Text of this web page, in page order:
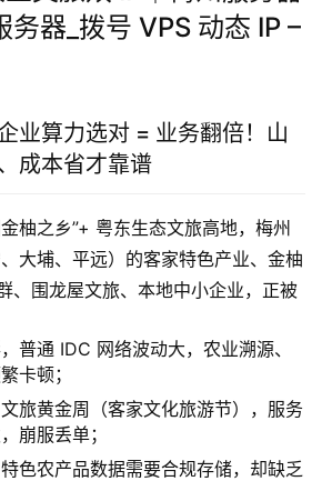
务器_拨号 VPS 动态 IP –
业算力选对 = 业务翻倍！山
成本省才靠谱
柚之乡”+ 粤东生态文旅高地，梅州
、大埔、平远）的客家特色产业、金柚
、围龙屋文旅、本地中小企业，正被
普通 IDC 网络波动大，农业溯源、
卡顿；
旅黄金周（客家文化旅游节），服务
崩服丢单；
色农产品数据需要合规存储，却缺乏